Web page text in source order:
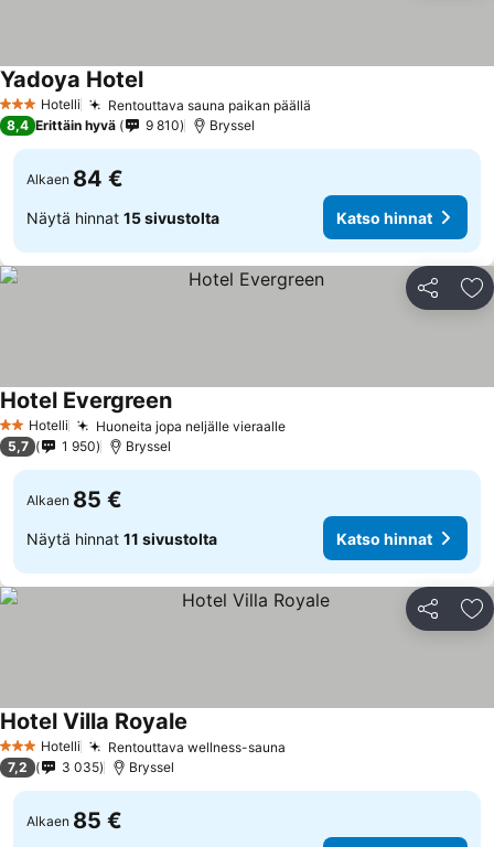
3 Tähtiluokitus
Hotelli Rentouttava sauna paikan päällä
Yadoya HotelKatso hinnat
8,4 Erittäin hyvä 9 810 Bryssel
Alkaen 84 €
Näytä hinnat 15 sivustolta Katso hinnat
Jaa
2 Tähtiluokitus
Hotelli Huoneita jopa neljälle vieraalleKatso hinnat
Hotel EvergreenKatso hinnat
5,7 1 950 Bryssel
Alkaen 85 €
Näytä hinnat 11 sivustolta Katso hinnat
Jaa
3 Tähtiluokitus
Hotelli Rentouttava wellness-sauna
Hotel Villa Royale
7,2 3 035 Bryssel
Alkaen 85 €